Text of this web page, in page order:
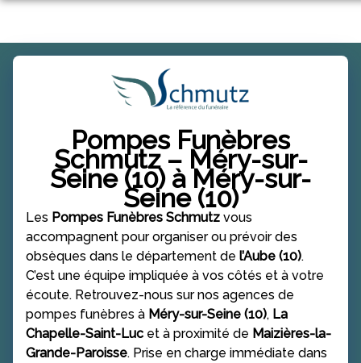
Aller
contenu
MONUMENTS FUNÉRAIRES
MERY SUR SEINE
LA CHAPELLE SAINT LUC
MAIZIERES
NOTRE CHAMBRE FUNERAIRE
SERVICES AUX FAMILLES
ESPACES HOMMAGES
NOTRE HISTOIRE
Pompes Funèbres
Schmutz – Méry-sur-
Seine (10) à Méry-sur-
Seine (10)
Les Pompes Funèbres Schmutz vous
accompagnent pour organiser ou prévoir des
obsèques dans le département de l’Aube (10).
C’est une équipe impliquée à vos côtés et à votre
écoute. Retrouvez-nous sur nos agences de
pompes funèbres à Méry-sur-Seine (10), La
Chapelle-Saint-Luc et à proximité de Maizières-la-
Grande-Paroisse. Prise en charge immédiate dans